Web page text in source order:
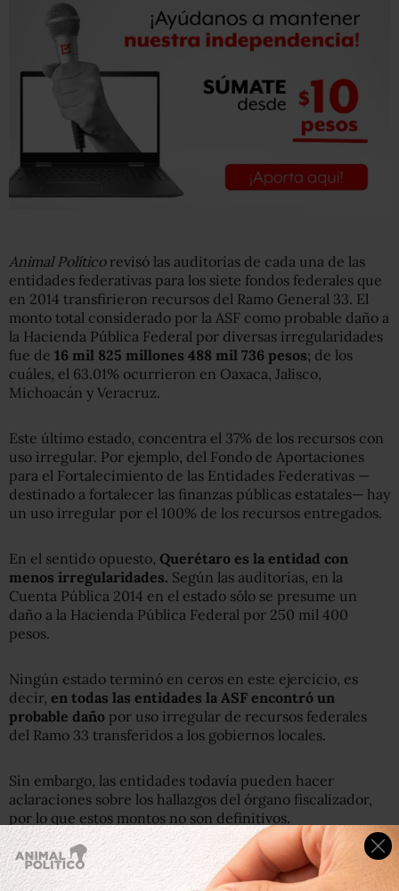
Animal Políticorevisó las auditorías de cada una de las
entidades federativas para los siete fondos federales que
en 2014 transfirieron recursos del Ramo General 33. El
monto total considerado por la ASF como probable daño a
la Hacienda Pública Federal por diversas irregularidades
fue de 16 mil 825 millones 488 mil 736 pesos; de los
cuáles, el 63.01% ocurrieron en Oaxaca, Jalisco,
Michoacán y Veracruz.
Este último estado, concentra el 37% de los recursos con
uso irregular. Por ejemplo, del Fondo de Aportaciones
para el Fortalecimiento de las Entidades Federativas —
destinado a fortalecer las finanzas públicas estatales— hay
un uso irregular por el 100% de los recursos entregados.
En el sentido opuesto, Querétaro es la entidad con
menos irregularidades. Según las auditorías, en la
Cuenta Pública 2014 en el estado sólo se presume un
daño a la Hacienda Pública Federal por 250 mil 400
pesos.
Ningún estado terminó en ceros en este ejercicio, es
decir, en todas las entidades la ASF encontró un
probable daño por uso irregular de recursos federales
del Ramo 33 transferidos a los gobiernos locales.
Sin embargo, las entidades todavía pueden hacer
aclaraciones sobre los hallazgos del órgano fiscalizador,
por lo que estos montos no son definitivos.
El Fondo para la Seguridad Pública, con